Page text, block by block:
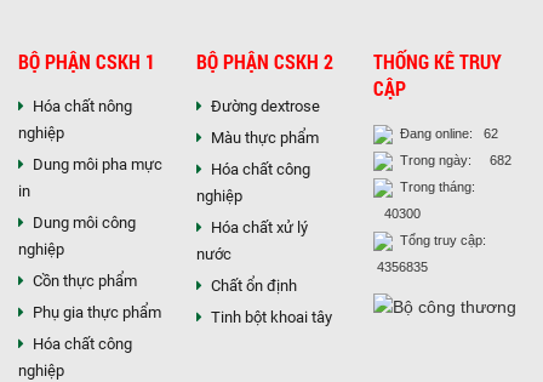
Giới Thiệu
Đối tác
Quy trình sản xuất
Tin tức
VMC GROUP
Ngành Hóa Chất
Ngành Thực Phẩm
Ngành Nông Nghiệp
Ngành Thủy Sản
Ngành Môi Trường
Ngành Nhựa
Ngành Xây Dựng
BỘ PHẬN CSKH 1
Hóa chất nông
nghiệp
Dung môi pha mực
in
Dung môi công
nghiệp
Cồn thực phẩm
Phụ gia thực phẩm
Hóa chất công
nghiệp
BỘ PHẬN CSKH 2
Đường dextrose
Màu thực phẩm
Hóa chất công
nghiệp
Hóa chất xử lý
nước
Chất ổn định
Tinh bột khoai tây
THỐNG KÊ TRUY
CẬP
Đang online: 62
Trong ngày: 682
Trong tháng:
40300
Tổng truy cập:
4356835